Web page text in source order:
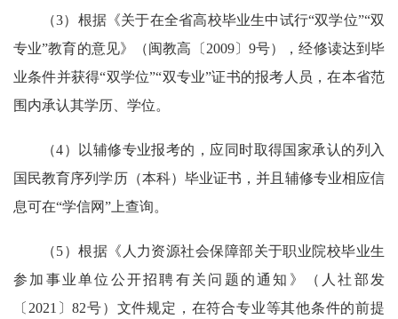
（3）根据《关于在全省高校毕业生中试行“双学位”“双
专业”教育的意见》（闽教高〔2009〕9号），经修读达到毕
业条件并获得“双学位”“双专业”证书的报考人员，在本省范
围内承认其学历、学位。
（4）以辅修专业报考的，应同时取得国家承认的列入
国民教育序列学历（本科）毕业证书，并且辅修专业相应信
息可在“学信网”上查询。
（5）根据《人力资源社会保障部关于职业院校毕业生
参加事业单位公开招聘有关问题的通知》（人社部发
〔2021〕82号）文件规定，在符合专业等其他条件的前提